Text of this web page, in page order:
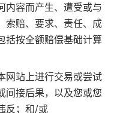
内容而产生、遭受或与
索赔、要求、责任、成
括按全额赔偿基础计算
网站上进行交易或尝试
间接后果，以及您或您
反；和/或